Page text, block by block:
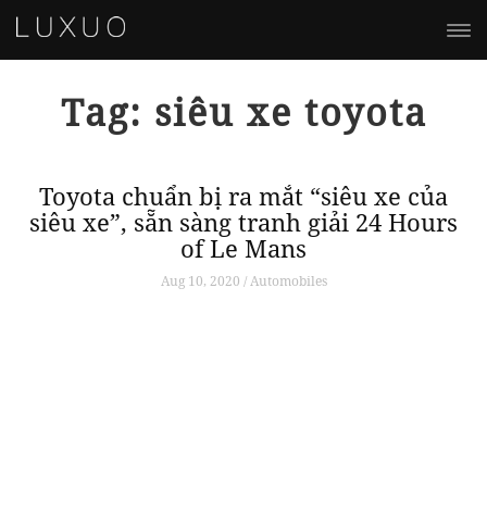
Tag: siêu xe toyota
Toyota chuẩn bị ra mắt “siêu xe của
siêu xe”, sẵn sàng tranh giải 24 Hours
of Le Mans
Aug 10, 2020 / Automobiles